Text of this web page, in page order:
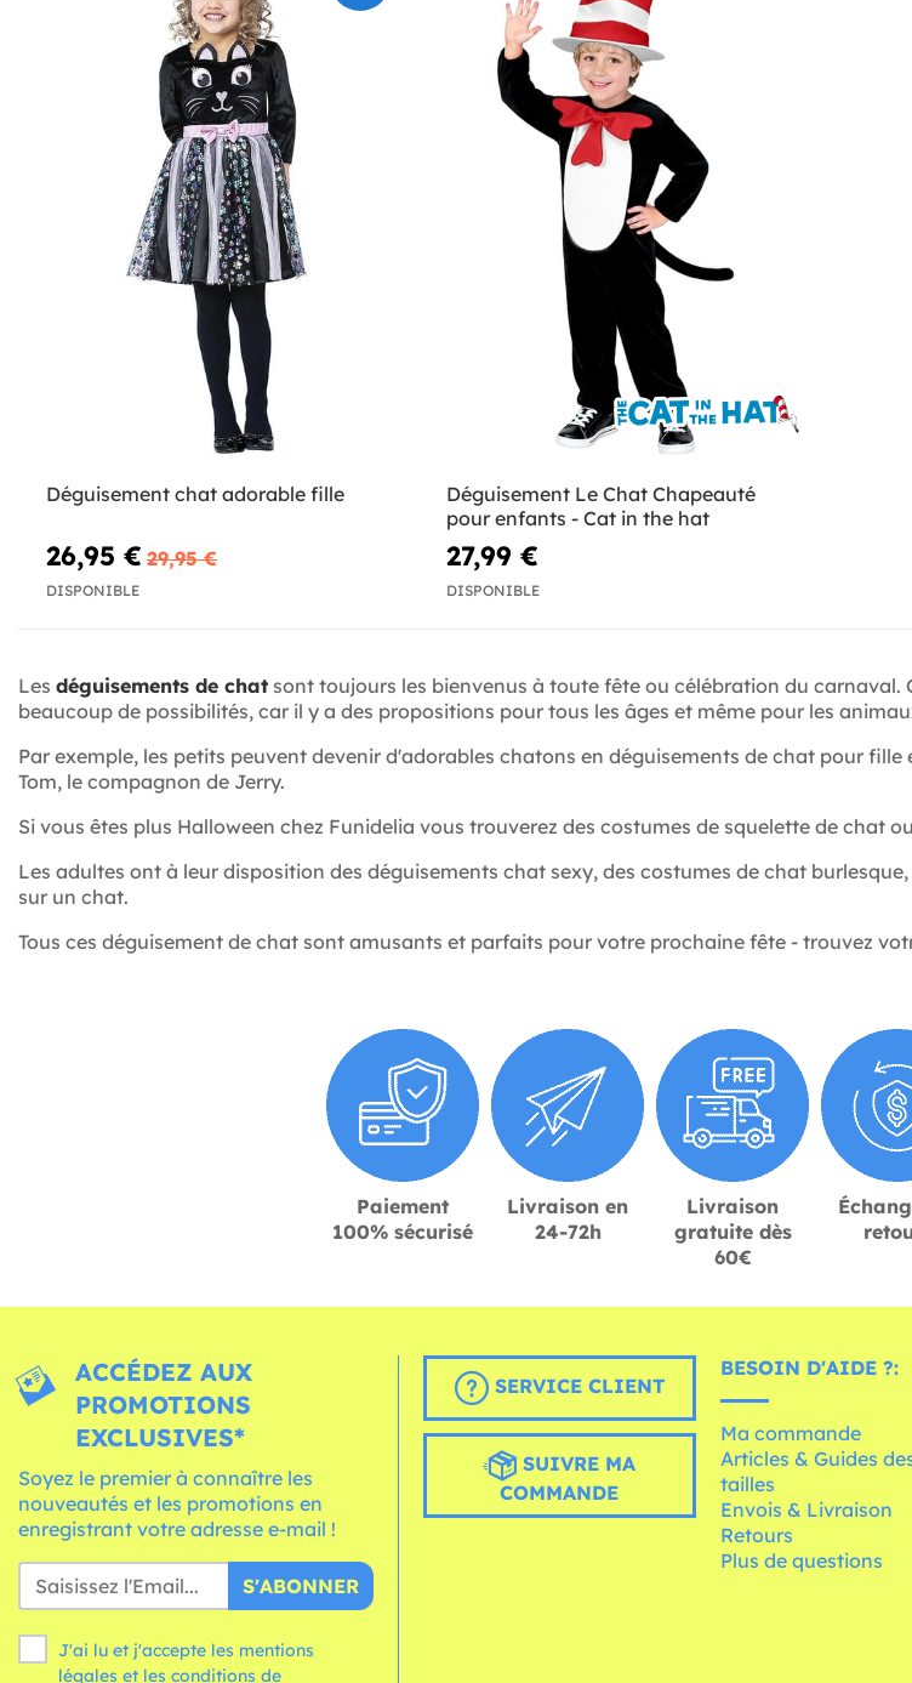
Déguisement chat adorable fille
26,95 € 29,95 €
DISPONIBLE
Déguisement Le Chat Chapeauté
pour enfants - Cat in the hat
27,99 €
DISPONIBLE
Les déguisements de chat sont toujours les bienvenus à toute fête ou célébration du carnaval.
beaucoup de possibilités, car il y a des propositions pour tous les âges et même pour les
Par exemple, les petits peuvent devenir d'adorables chatons en déguisements de chat pour
Tom, le compagnon de Jerry.
Si vous êtes plus Halloween chez Funidelia vous trouverez des costumes de squelette de chat
Les adultes ont à leur disposition des déguisements chat sexy, des costumes de chat
sur un chat.
Tous ces déguisement de chat sont amusants et parfaits pour votre prochaine fête - trouvez
Paiement
100% sécurisé
Livraison en
24-72h
Livraison
gratuite dès
60€
ACCÉDEZ AUX
PROMOTIONS
EXCLUSIVES*
Soyez le premier à connaître les
nouveautés et les promotions en
enregistrant votre adresse e-mail !
S'ABONNER
J'ai lu et j'accepte les mentions
légales et les conditions
SERVICE CLIENT
SUIVRE MA
COMMANDE
BESOIN D'AIDE ?:
Ma commande
Articles & Guides
tailles
Envois & Livraison
Retours
Plus de questions